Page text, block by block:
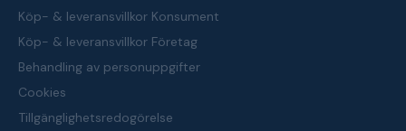
Köp- & leveransvillkor Konsument
Köp- & leveransvillkor Företag
Behandling av personuppgifter
Cookies
Tillgänglighetsredogörelse